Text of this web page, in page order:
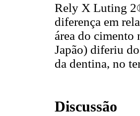
Rely X Luting
diferença em
área do
Japão) diferiu
da dentina, no
Discussão